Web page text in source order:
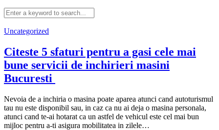
Uncategorized
Citeste 5 sfaturi pentru a gasi cele mai
bune servicii de inchirieri masini
Bucuresti
Nevoia de a inchiria o masina poate aparea atunci cand autoturismul
tau nu este disponibil sau, in caz ca nu ai deja o masina personala,
atunci cand te-ai hotarat ca un astfel de vehicul este cel mai bun
mijloc pentru a-ti asigura mobilitatea in zilele…